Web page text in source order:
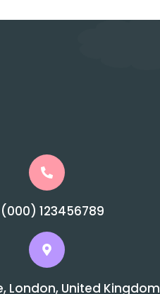
123456789
London, United Kingdom